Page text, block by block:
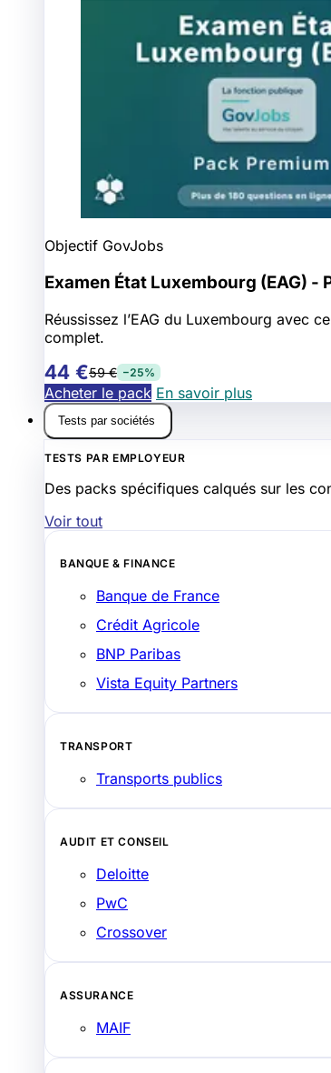
Objectif GovJobs
Examen État Luxembourg (EAG) -
Réussissez l’EAG du Luxembourg avec
complet.
44 €59 € −25%
Acheter le pack En savoir plus
Tests par sociétés
TESTS PAR EMPLOYEUR
Des packs spécifiques calqués sur les
Voir tout
BANQUE & FINANCE
Banque de France
Crédit Agricole
BNP Paribas
Vista Equity Partners
TRANSPORT
Transports publics
AUDIT ET CONSEIL
Deloitte
PwC
Crossover
ASSURANCE
MAIF